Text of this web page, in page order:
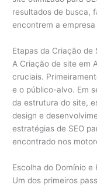
resultados de busca,
encontrem a
Etapas da Criação de
A Criação de site em
cruciais.
e o público-alvo. Em
da estrutura do site,
design e
estratégias de SEO
encontrado nos
Escolha do Domínio e
Um dos primeiros